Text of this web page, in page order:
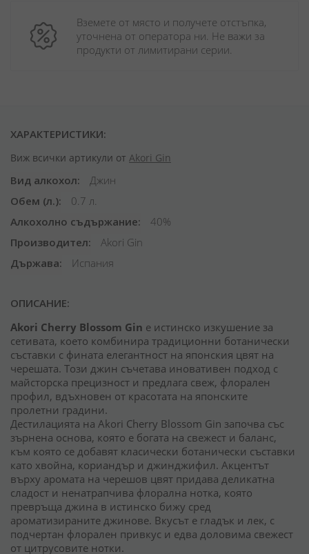
Вземете от място и получете отстъпка,
уточнена от оператора ни. Не важи за
продукти от лимитирани серии.
ХАРАКТЕРИСТИКИ:
Виж всички артикули от Akori Gin
Вид алкохол
Джин
Обем (л.)
0.7 л.
Алкохолно съдържание
40%
Производител
Akori Gin
Държава
Испания
ОПИСАНИЕ:
Akori Cherry Blossom Gin е истинско изкушение за
сетивата, което комбинира традиционни ботанически
съставки с фината елегантност на японския цвят на
черешата. Този джин съчетава иновативен подход с
майсторска прецизност и предлага свеж, флорален
профил, вдъхновен от красотата на японските
пролетни градини.
Дестилацията на Akori Cherry Blossom Gin започва със
зърнена основа, която е богата на свежест и баланс,
към която се добавят класически ботанически съставки
като хвойна, кориандър и джинджифил. Акцентът
върху аромата на черешов цвят придава деликатна
сладост и ненатрапчива флорална нотка, която
превръща джина в истинско бижу сред
ароматизираните джинове. Вкусът е гладък и лек, с
подчертан флорален привкус и едва доловима свежест
от цитрусовите нотки.